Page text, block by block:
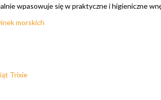
wpasowuje się w praktyczne i higieniczne
morskich
Trixie